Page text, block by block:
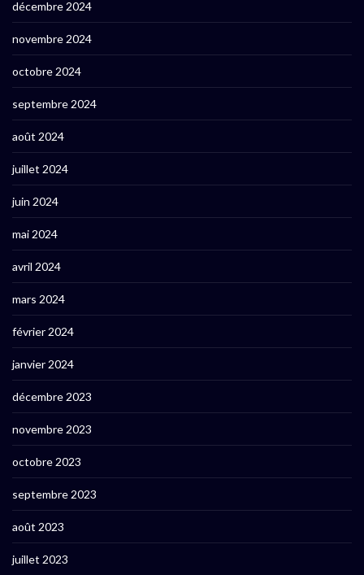
décembre 2024
novembre 2024
octobre 2024
septembre 2024
août 2024
juillet 2024
juin 2024
mai 2024
avril 2024
mars 2024
février 2024
janvier 2024
décembre 2023
novembre 2023
octobre 2023
septembre 2023
août 2023
juillet 2023